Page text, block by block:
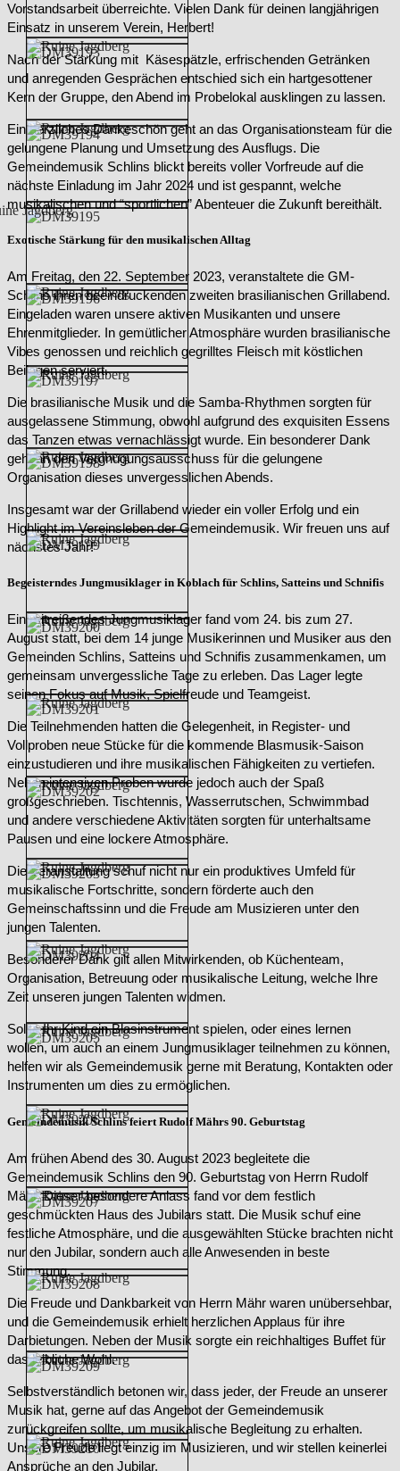
Vorstandsarbeit überreichte. Vielen Dank für deinen langjährigen
Einsatz in unserem Verein, Herbert!
Nach der Stärkung mit Käsespätzle, erfrischenden Getränken
und anregenden Gesprächen entschied sich ein hartgesottener
Kern der Gruppe, den Abend im Probelokal ausklingen zu lassen.
Ein herzliches Dankeschön geht an das Organisationsteam für die
gelungene Planung und Umsetzung des Ausflugs. Die
Gemeindemusik Schlins blickt bereits voller Vorfreude auf die
nächste Einladung im Jahr 2024 und ist gespannt, welche
musikalischen und “sportlichen” Abenteuer die Zukunft bereithält.
Exotische Stärkung für den musikalischen Alltag
Am Freitag, den 22. September 2023, veranstaltete die GM-
Schlins ihren beeindruckenden zweiten brasilianischen Grillabend.
Eingeladen waren unsere aktiven Musikanten und unsere
Ehrenmitglieder. In gemütlicher Atmosphäre wurden brasilianische
Vibes genossen und reichlich gegrilltes Fleisch mit köstlichen
Beilagen serviert.
Die brasilianische Musik und die Samba-Rhythmen sorgten für
ausgelassene Stimmung, obwohl aufgrund des exquisiten Essens
das Tanzen etwas vernachlässigt wurde. Ein besonderer Dank
geht an den Vergnügungsausschuss für die gelungene
Organisation dieses unvergesslichen Abends.
Insgesamt war der Grillabend wieder ein voller Erfolg und ein
Highlight im Vereinsleben der Gemeindemusik. Wir freuen uns auf
nächstes Jahr!
Begeisterndes Jungmusiklager in Koblach für Schlins, Satteins und Schnifis
Ein mitreißendes Jungmusiklager fand vom 24. bis zum 27.
August statt, bei dem 14 junge Musikerinnen und Musiker aus den
Gemeinden Schlins, Satteins und Schnifis zusammenkamen, um
gemeinsam unvergessliche Tage zu erleben. Das Lager legte
seinen Fokus auf Musik, Spielfreude und Teamgeist.
Die Teilnehmenden hatten die Gelegenheit, in Register- und
Vollproben neue Stücke für die kommende Blasmusik-Saison
einzustudieren und ihre musikalischen Fähigkeiten zu vertiefen.
Neben intensiven Proben wurde jedoch auch der Spaß
großgeschrieben. Tischtennis, Wasserrutschen, Schwimmbad
und andere verschiedene Aktivitäten sorgten für unterhaltsame
Pausen und eine lockere Atmosphäre.
Die Veranstaltung schuf nicht nur ein produktives Umfeld für
musikalische Fortschritte, sondern förderte auch den
Gemeinschaftssinn und die Freude am Musizieren unter den
jungen Talenten.
Besonderer Dank gilt allen Mitwirkenden, ob Küchenteam,
Organisation, Betreuung oder musikalische Leitung, welche Ihre
Zeit unseren jungen Talenten widmen.
Sollte Ihr Kind ein Blasinstrument spielen, oder eines lernen
wollen, um auch an einem Jungmusiklager teilnehmen zu können,
helfen wir als Gemeindemusik gerne mit Beratung, Kontakten oder
Instrumenten um dies zu ermöglichen.
Gemeindemusik Schlins feiert Rudolf Mährs 90. Geburtstag
Am frühen Abend des 30. August 2023 begleitete die
Gemeindemusik Schlins den 90. Geburtstag von Herrn Rudolf
Mähr. Dieser besondere Anlass fand vor dem festlich
geschmückten Haus des Jubilars statt. Die Musik schuf eine
festliche Atmosphäre, und die ausgewählten Stücke brachten nicht
nur den Jubilar, sondern auch alle Anwesenden in beste
Stimmung.
Die Freude und Dankbarkeit von Herrn Mähr waren unübersehbar,
und die Gemeindemusik erhielt herzlichen Applaus für ihre
Darbietungen. Neben der Musik sorgte ein reichhaltiges Buffet für
das leibliche Wohl.
Selbstverständlich betonen wir, dass jeder, der Freude an unserer
Musik hat, gerne auf das Angebot der Gemeindemusik
zurückgreifen sollte, um musikalische Begleitung zu erhalten.
Unsere Freude liegt einzig im Musizieren, und wir stellen keinerlei
Ansprüche an den Jubilar.